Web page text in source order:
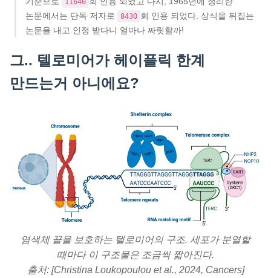
11640
논문에서는 단독 저자로
8430 회 인용 되었다. 상식을 뒤집는
논문을 내고 인정 받다니 얼마나 짜릿할까!
그.. 텔로미어가 헤이플릭 한계
만드는거 아니에요?
염색체 끝을 보호하는 텔로미어의 구조. 세포가 분열할
때마다 이 구조물은 조금씩 짧아진다.
출처: [Christina Loukopoulou et al., 2024, Cancers]